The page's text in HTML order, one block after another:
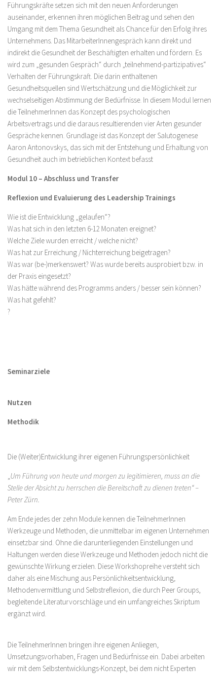
Führungskräfte setzen sich mit den neuen Anforderungen
auseinander, erkennen ihren möglichen Beitrag und sehen den
Umgang mit dem Thema Gesundheit als Chance für den Erfolg ihres
Unternehmens. Das MitarbeiterInnengespräch kann direkt und
indirekt die Gesundheit der Beschäftigten erhalten und fördern. Es
wird zum „gesunden Gespräch“ durch „teilnehmend-partizipatives“
Verhalten der Führungskraft. Die darin enthaltenen
Gesundheitsquellen sind Wertschätzung und die Möglichkeit zur
wechselseitigen Abstimmung der Bedürfnisse. In diesem Modul lernen
die TeilnehmerInnen das Konzept des psychologischen
Arbeitsvertrags und die daraus resultierenden vier Arten gesunder
Gespräche kennen. Grundlage ist das Konzept der Salutogenese
Aaron Antonovskys, das sich mit der Entstehung und Erhaltung von
Gesundheit auch im betrieblichen Kontext befasst
Modul 10 – Abschluss und Transfer
Reflexion und Evaluierung des Leadership Trainings
Wie ist die Entwicklung „gelaufen“?
Was hat sich in den letzten 6-12 Monaten ereignet?
Welche Ziele wurden erreicht / welche nicht?
Was hat zur Erreichung / Nichterreichung beigetragen?
Was war (be-)merkenswert? Was wurde bereits ausprobiert bzw. in
der Praxis eingesetzt?
Was hätte während des Programms anders / besser sein können?
Was hat gefehlt?
?
Seminarziele
Nutzen
Methodik
Die (Weiter)Entwicklung ihrer eigenen Führungspersönlichkeit
„Um Führung von heute und morgen zu legitimieren, muss an die
Stelle der Absicht zu herrschen die Bereitschaft zu dienen treten“ –
Peter Zürn.
Am Ende jedes der zehn Module kennen die TeilnehmerInnen
Werkzeuge und Methoden, die unmittelbar im eigenen Unternehmen
einsetzbar sind. Ohne die darunterliegenden Einstellungen und
Haltungen werden diese Werkzeuge und Methoden jedoch nicht die
gewünschte Wirkung erzielen. Diese Workshopreihe versteht sich
daher als eine Mischung aus Persönlichkeitsentwicklung,
Methodenvermittlung und Selbstreflexion, die durch Peer Groups,
begleitende Literaturvorschläge und ein umfangreiches Skriptum
ergänzt wird.
Die TeilnehmerInnen bringen ihre eigenen Anliegen,
Umsetzungsvorhaben, Fragen und Bedürfnisse ein. Dabei arbeiten
wir mit dem Selbstentwicklungs-Konzept, bei dem nicht Experten